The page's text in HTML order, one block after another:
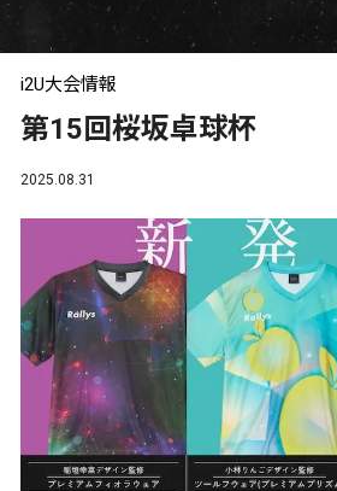
i2U大会情報
第15回桜坂卓球杯
2025.08.31